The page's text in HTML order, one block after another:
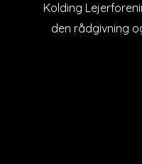
Kolding
den rådgivning